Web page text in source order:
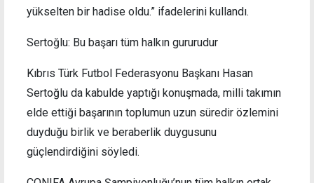
yükselten bir hadise oldu.” ifadelerini kullandı.
Sertoğlu: Bu başarı tüm halkın gururudur
Kıbrıs Türk Futbol Federasyonu Başkanı Hasan
Sertoğlu da kabulde yaptığı konuşmada, milli takımın
elde ettiği başarının toplumun uzun süredir özlemini
duyduğu birlik ve beraberlik duygusunu
güçlendirdiğini söyledi.